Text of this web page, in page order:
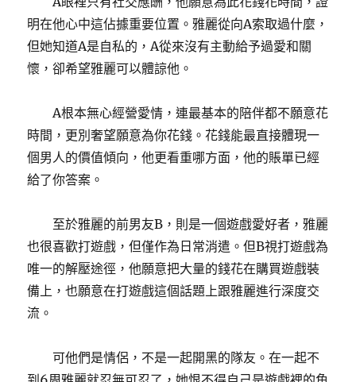
明在他心中這佔據重要位置。雅麗從向A索取過什麼，
但她知道A是自私的，A從來沒有主動給予過愛和關
懷，卻希望雅麗可以體諒他。
A根本無心經營愛情，連最基本的陪伴都不願意花
時間，更別奢望願意為你花錢。花錢能最直接體現一
個男人的價值傾向，他更看重哪方面，他的賬單已經
給了你答案。
至於雅麗的前男友B，則是一個遊戲愛好者，雅麗
也很喜歡打遊戲，但僅作為日常消遣。但B視打遊戲為
唯一的解壓途徑，他願意把大量的錢花在購買遊戲裝
備上，也願意在打遊戲這個話題上跟雅麗進行深度交
流。
可他們是情侶，不是一起開黑的隊友。在一起不